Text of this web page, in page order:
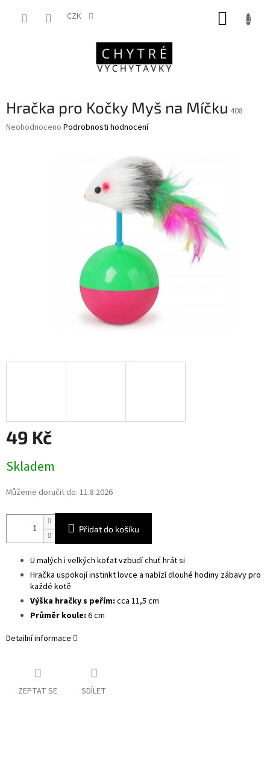
CZK
Hračka pro Kočky Myš na Míčku 408
Průměrné
Neohodnoceno Podrobnosti hodnocení
49 Kč
cena:
Skladem
Můžeme doručit do: 11.8.2026
Přidat do košíku
U malých i velkých koťat vzbudí chuť hrát si
Hračka uspokojí instinkt lovce a nabízí dlouhé hodiny zábavy pro
každé kotě
Výška hračky s peřím: cca 11,5 cm
Průměr koule: 6 cm
Detailní informace
ZEPTAT SE SDÍLET